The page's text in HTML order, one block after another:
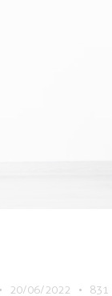
20/06/2022 831